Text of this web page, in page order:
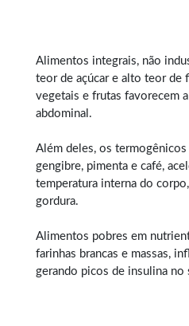
Alimentos integrais, não
teor de açúcar e alto teor de
vegetais e frutas favorecem
abdominal.
Além deles, os termogênicos
gengibre, pimenta e café,
temperatura interna do
gordura.
Alimentos pobres em
farinhas brancas e massas,
gerando picos de insulina no